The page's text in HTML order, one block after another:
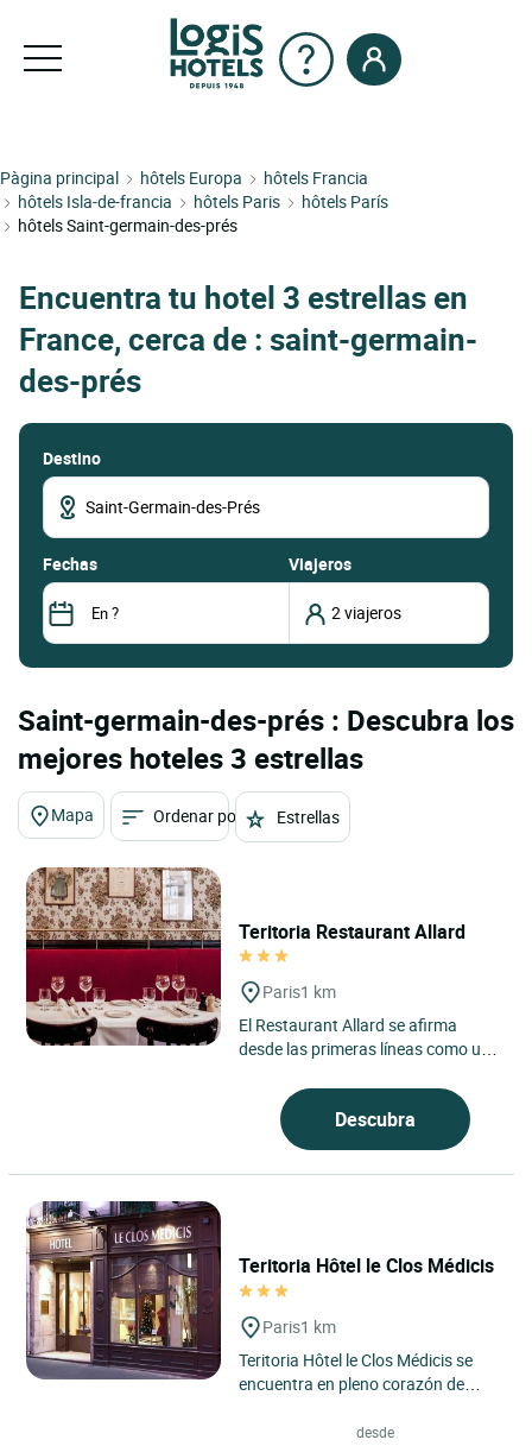
Pàgina principal hôtels Europa
hôtels Francia
hôtels Isla-de-francia
hôtels Paris
hôtels París
hôtels Saint-germain-des-prés
Encuentra tu hotel 3 estrellas en
France, cerca de : saint-germain-
des-prés
Destino
fechas Viajeros
Saint-germain-des-prés : Descubra los
mejores hoteles 3 estrellas
Mapa Ordenar por Estrellas
Teritoria Restaurant Allard
Paris1 km
El Restaurant Allard se afirma
desde las primeras líneas como una
el distrito 6 de...
Descubra
Teritoria Hôtel le Clos Médicis
Paris1 km
Teritoria Hôtel le Clos Médicis se
encuentra en pleno corazón de
distrito 5, donde...desde